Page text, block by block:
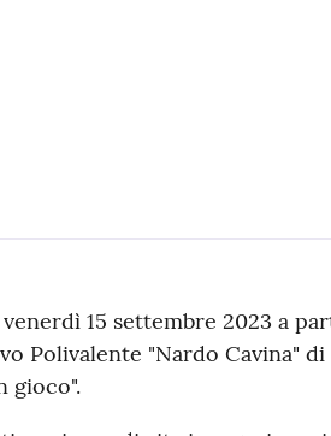
15 settembre 2023 a
Polivalente "Nardo Cavina"
gioco".